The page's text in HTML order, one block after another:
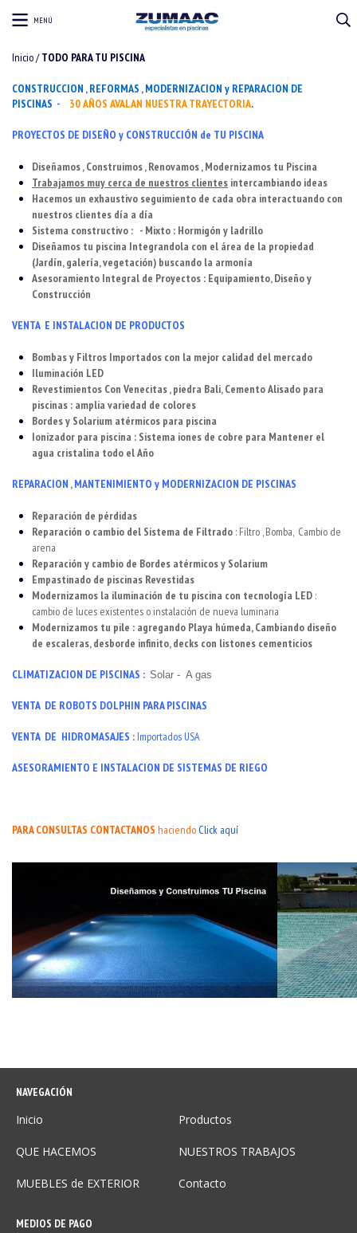
MENÚ
Inicio/ TODO PARA TU PISCINA
CONSTRUCCION , REFORMAS , MODERNIZACION y REPARACION DE
PISCINAS - 30 AÑOS AVALAN NUESTRA TRAYECTORIA.
PROYECTOS DE DISEÑO y CONSTRUCCIÓN de TU PISCINA
Diseñamos , Construimos , Renovamos , Modernizamos tu Piscina
Trabajamos muy cerca de nuestros clientes intercambiando ideas
Hacemos un exhaustivo seguimiento de cada obra interactuando con
nuestros clientes día a día
Sistema constructivo : - Mixto : Hormigón y ladrillo
Diseñamos tu piscina Integrandola con el área de la propiedad
(Jardín, galería, vegetación) buscando la armonía
Asesoramiento Integral de Proyectos : Equipamiento, Diseño y
Construcción
VENTA E INSTALACION DE PRODUCTOS
Bombas y Filtros Importados con la mejor calidad del mercado
Iluminación LED
Revestimientos Con Venecitas , piedra Bali, Cemento Alisado para
piscinas : amplia variedad de colores
Bordes y Solarium atérmicos para piscina
Ionizador para piscina : Sistema iones de cobre para Mantener el
agua cristalina todo el Año
REPARACION , MANTENIMIENTO y MODERNIZACION DE PISCINAS
Reparación de pérdidas
Reparación o cambio del Sistema de Filtrado : Filtro , Bomba, Cambio de
arena
Reparación y cambio de Bordes atérmicos y Solarium
Empastinado de piscinas Revestidas
Modernizamos la iluminación de tu piscina con tecnología LED :
cambio de luces existentes o instalación de nueva luminaria
Modernizamos tu pile : agregando Playa húmeda, Cambiando diseño
de escaleras, desborde infinito, decks con listones cementicios
CLIMATIZACION DE PISCINAS : Solar - A gas
VENTA DE ROBOTS DOLPHIN PARA PISCINAS
VENTA DE HIDROMASAJES : Importados USA
ASESORAMIENTO E INSTALACION DE SISTEMAS DE RIEGO
PARA CONSULTAS CONTACTANOS haciendo Click aquí
NAVEGACIÓN
Inicio Productos
QUE HACEMOS NUESTROS TRABAJOS
MUEBLES de EXTERIOR Contacto
MEDIOS DE PAGO